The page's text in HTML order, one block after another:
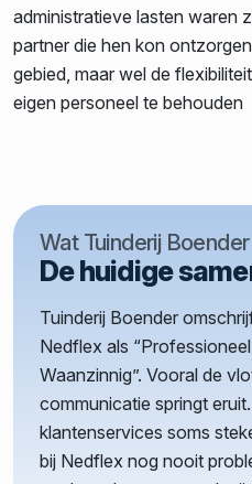
administratieve lasten waren
partner die hen kon
gebied, maar wel de
eigen personeel te behouden
Wat Tuinderij
De huidige
Tuinderij Boender
Nedflex als
Waanzinnig”. Vooral de
communicatie springt
klantenservices soms
bij Nedflex nog nooit